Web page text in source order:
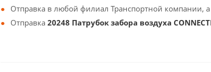
Отправка в любой филиал Транспортной компании, а
Отправка 20248 Патрубок забора воздуха